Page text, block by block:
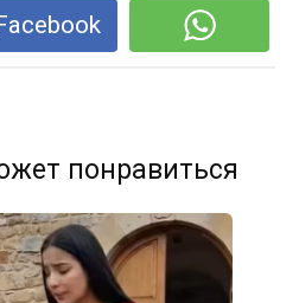
понравиться